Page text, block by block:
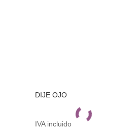
DIJE OJO
IVA incluido